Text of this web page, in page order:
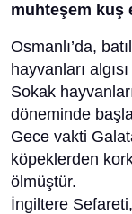
muhteşem kuş
Osmanlı’da,
hayvanları
Sokak
döneminde
Gece vakti
köpeklerden
ölmüştür.
İngiltere